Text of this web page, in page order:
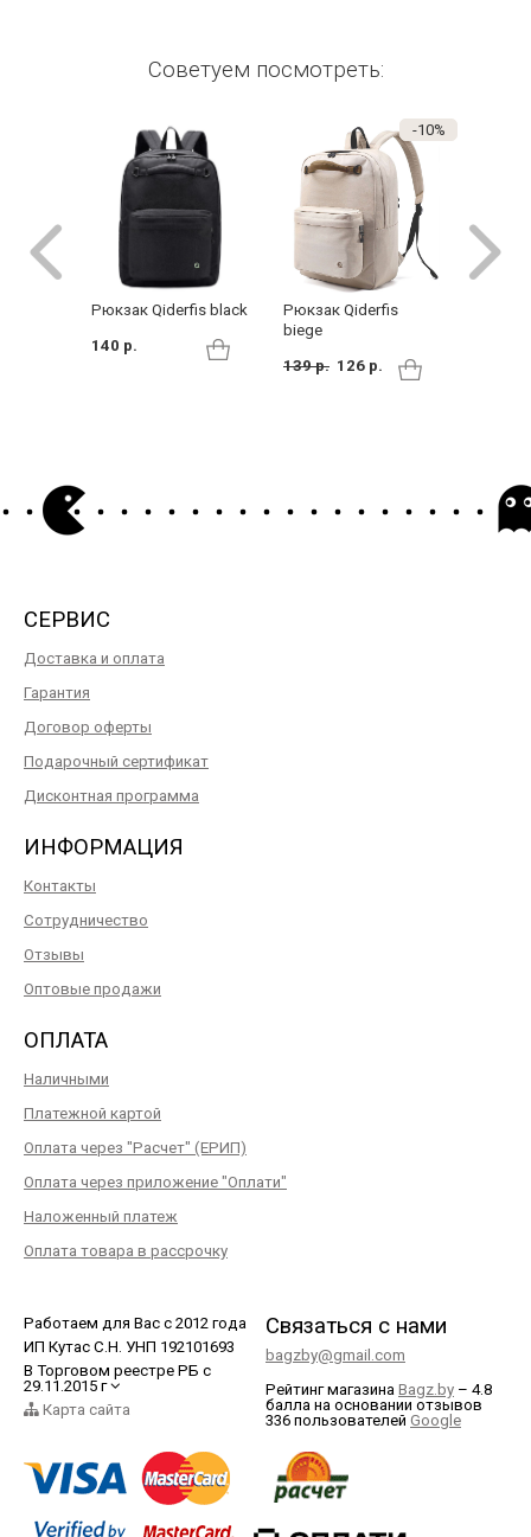
Советуем посмотреть:
Рюкзак Qiderfis black
140 р.
-10%
Рюкзак Qiderfis
biege
139 р. 126 р.
СЕРВИС
Доставка и оплата
Гарантия
Договор оферты
Подарочный сертификат
Дисконтная программа
ИНФОРМАЦИЯ
Контакты
Сотрудничество
Отзывы
Оптовые продажи
ОПЛАТА
Наличными
Платежной картой
Оплата через "Расчет" (ЕРИП)
Оплата через приложение "Оплати"
Наложенный платеж
Оплата товара в рассрочку
Работаем для Вас с 2012 года
ИП Кутас С.Н. УНП 192101693
В Торговом реестре РБ с
29.11.2015 г
Карта сайта
Связаться с нами
bagzby@gmail.com
Рейтинг магазина Bagz.by – 4.8
балла на основании отзывов
336 пользователей Google